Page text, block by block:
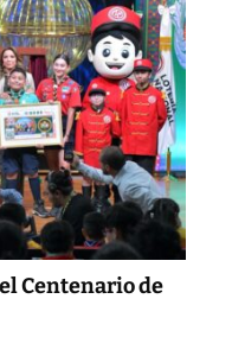
Centenario de